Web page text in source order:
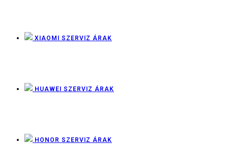
XIAOMI SZERVIZ ÁRAK
HUAWEI SZERVIZ ÁRAK
HONOR SZERVIZ ÁRAK